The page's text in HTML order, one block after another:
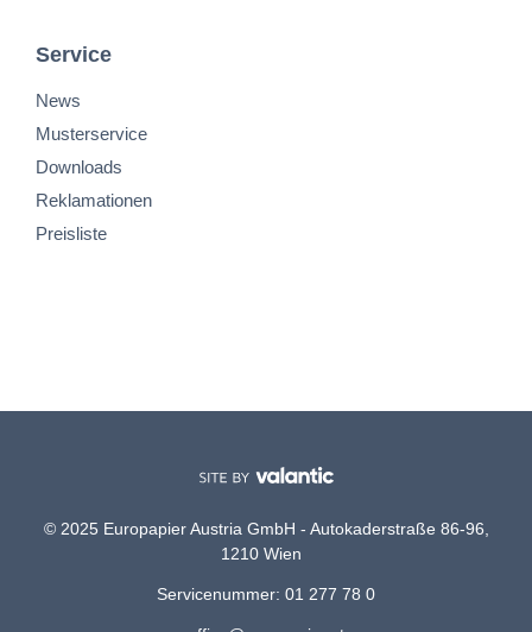
Service
News
Musterservice
Downloads
Reklamationen
Preisliste
© 2025 Europapier Austria GmbH - Autokaderstraße 86-96,
1210 Wien
Servicenummer: 01 277 78 0